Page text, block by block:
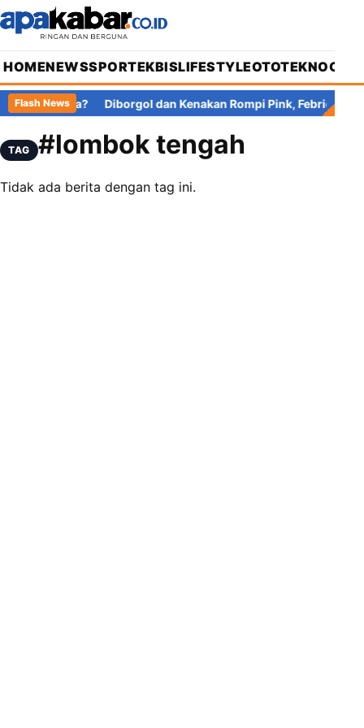
HOMENEWSSPORTEKBISLIFESTYLEOTOTEKNO
Flash News
di Mana? Diborgol dan Kenakan Rompi Pink, Febrie
TAG #lombok tengah
Tidak ada berita dengan tag ini.